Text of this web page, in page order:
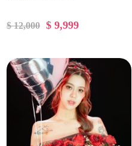
$ 12,000 $ 9,999